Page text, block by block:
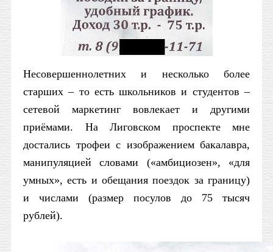
Несовершеннолетних и несколько более
старших – то есть школьников и студентов –
сетевой маркетинг вовлекает и другими
приёмами. На Лиговском проспекте мне
достались трофеи с изображением бакалавра,
манипуляцией словами («амбициозен», «для
умных», есть и обещания поездок за границу)
и числами (размер посулов до 75 тысяч
рублей).